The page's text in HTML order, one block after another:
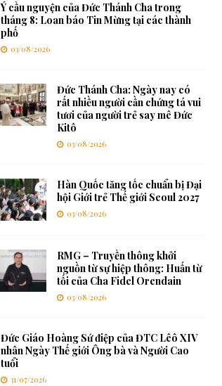
Ý cầu nguyện của Đức Thánh Cha trong
tháng 8: Loan báo Tin Mừng tại các thành
phố
03/08/2026
Đức Thánh Cha: Ngày nay có
rất nhiều người cần chứng tá vui
tươi của người trẻ say mê Đức
Kitô
03/08/2026
Hàn Quốc tăng tốc chuẩn bị Đại
hội Giới trẻ Thế giới Seoul 2027
03/08/2026
RMG – Truyền thông khởi
nguồn từ sự hiệp thông: Huấn từ
tối của Cha Fidel Orendain
03/08/2026
Đức Giáo Hoàng Sứ điệp của ĐTC Lêô XIV
nhân Ngày Thế giới Ông bà và Người Cao
tuổi
31/07/2026